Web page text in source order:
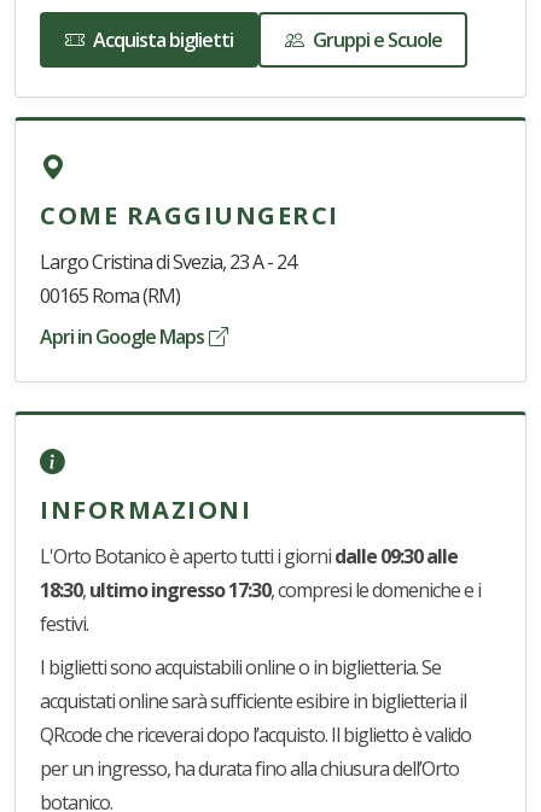
Acquista biglietti Gruppi e Scuole
COME RAGGIUNGERCI
Largo Cristina di Svezia, 23 A - 24
00165 Roma (RM)
Apri in Google Maps
INFORMAZIONI
L'Orto Botanico è aperto tutti i giornidalle 09:30 alle
18:30,ultimo ingresso 17:30, compresi le domeniche e i
festivi.
I biglietti sono acquistabili online o in biglietteria. Se
acquistati online sarà sufficiente esibire in biglietteria il
QRcode che riceverai dopo l’acquisto. Il biglietto è valido
per un ingresso, ha durata fino alla chiusura dell’Orto
botanico.